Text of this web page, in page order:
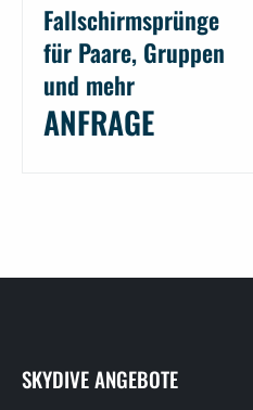
Fallschirmsprünge
für Paare, Gruppen
und mehr
ANFRAGE
SKYDIVE ANGEBOTE